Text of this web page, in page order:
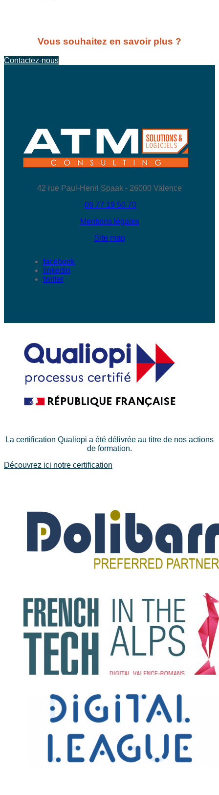
Vous souhaitez en savoir plus ?
Contactez-nous
42 rue Paul-Henri Spaak - 26000 Valence
09 77 19 50 70
Mentions légales
Site map
facebook
linkedin
twitter
La certification Qualiopi a été délivrée au titre de nos actions
de formation.
Découvrez ici notre certification